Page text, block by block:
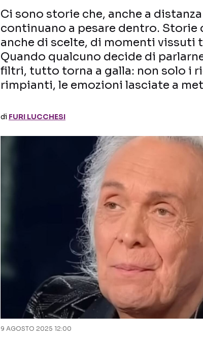
Ci sono storie che, anche a
continuano a pesare dentro. Storie
anche di scelte, di momenti vissuti
Quando qualcuno decide di
filtri, tutto torna a galla: non solo i
rimpianti, le emozioni lasciate a
di FURI LUCCHESI
9 AGOSTO 2025 12:00